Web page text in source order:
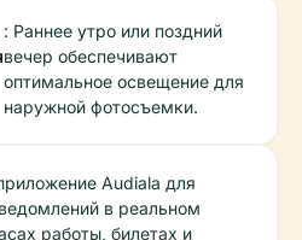
: Раннее утро или поздний
вечер обеспечивают
оптимальное освещение для
наружной фотосъемки.
Audiala для
в реальном
работы, билетах и